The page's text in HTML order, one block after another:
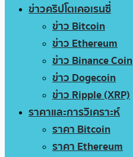
ข่าวคริปโตเคอเรนซี่
ข่าว Bitcoin
ข่าว Ethereum
ข่าว Binance Coin
ข่าว Dogecoin
ข่าว Ripple (XRP)
ราคาและการวิเคราะห์
ราคา Bitcoin
ราคา Ethereum